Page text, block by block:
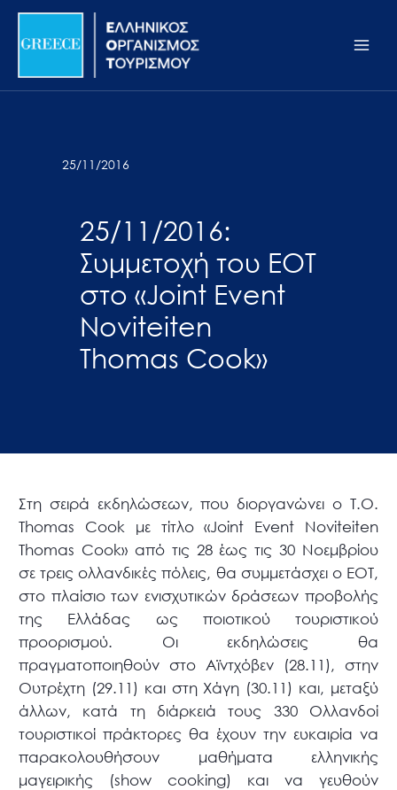
Σημείωση:
ιστότοπος
προσβασιμότητας.
Μετάβαση
περιεχόμενο
25/11/2016
25/11/2016:
Συμμετοχή του ΕΟΤ
στο «Joint Event
Noviteiten
Thomas Cook»
Στη σειρά εκδηλώσεων, που διοργανώνει ο T.O.
Thomas Cook με τίτλο «Joint Event Noviteiten
Thomas Cook» από τις 28 έως τις 30 Νοεμβρίου
σε τρεις ολλανδικές πόλεις, θα συμμετάσχει ο ΕΟΤ,
στο πλαίσιο των ενισχυτικών δράσεων προβολής
της Ελλάδας ως ποιοτικού τουριστικού
προορισμού. Οι εκδηλώσεις θα
πραγματοποιηθούν στο Αϊντχόβεν (28.11), στην
Ουτρέχτη (29.11) και στη Χάγη (30.11) και, μεταξύ
άλλων, κατά τη διάρκειά τους 330 Ολλανδοί
τουριστικοί πράκτορες θα έχουν την ευκαιρία να
παρακολουθήσουν μαθήματα ελληνικής
μαγειρικής (show cooking) και να γευθούν